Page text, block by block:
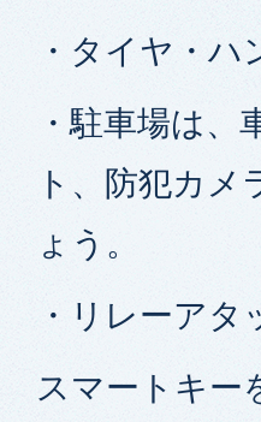
・タイヤ・
・駐車場は
ト、防犯カ
ょう。
・リレーアタ
スマートキー